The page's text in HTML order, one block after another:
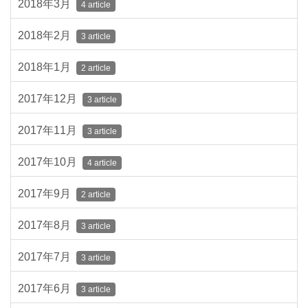
2018年3月 4 article
2018年2月 3 article
2018年1月 2 article
2017年12月 3 article
2017年11月 3 article
2017年10月 4 article
2017年9月 2 article
2017年8月 3 article
2017年7月 3 article
2017年6月 3 article